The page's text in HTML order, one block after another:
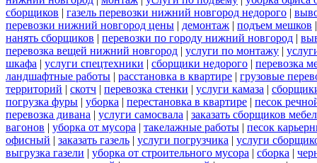
сборщиков | газель перевозки нижний новгород недорого |
перевозки нижний новгород цены | демонтаж | подъем мешков
нанять сборщиков | перевозки по городу нижний новгород |
перевозка вещей нижний новгород | услуги по монтажу |
шкафа | услуги спецтехники | сборщики недорого | перевозка
ландшафтные работы | расстановка в квартире | грузовые
территорий | скотч | перевозка стенки | услуги камаза |
погрузка фуры | уборка | перестановка в квартире | песок
перевозка дивана | услуги самосвала | заказать сборщиков
вагонов | уборка от мусора | такелажные работы | песок
офисный | заказать газель | услуги погрузчика | услуги
выгрузка газели | уборка от строительного мусора | сборка |